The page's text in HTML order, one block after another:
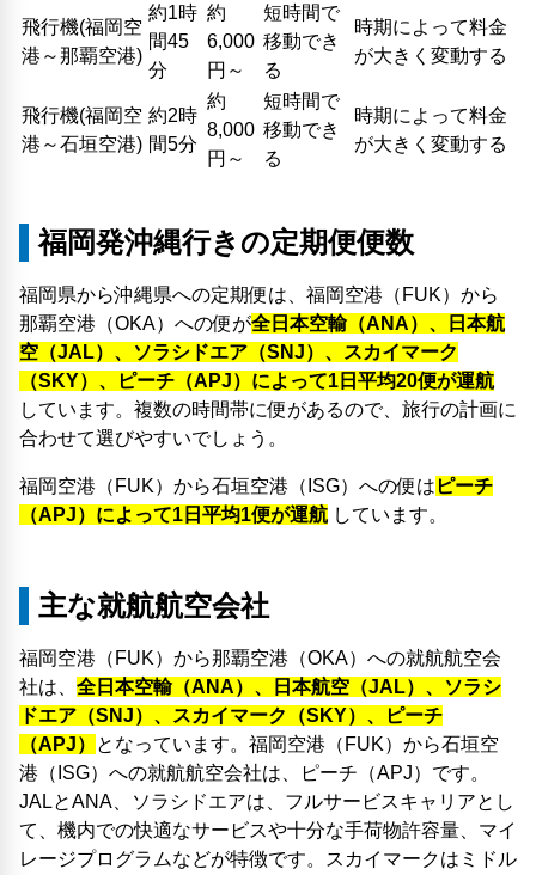
飛行機(福岡空
港～那覇空港)
約1時
間45
分
約
6,000
円～
短時間で
移動でき
る
時期によって料金
が大きく変動する
飛行機(福岡空
港～石垣空港)
約2時
間5分
約
8,000
円～
短時間で
移動でき
る
時期によって料金
が大きく変動する
福岡発沖縄行きの定期便便数
福岡県から沖縄県への定期便は、福岡空港（FUK）から
那覇空港（OKA）への便が全日本空輸（ANA）、日本航
空（JAL）、ソラシドエア（SNJ）、スカイマーク
（SKY）、ピーチ（APJ）によって1日平均20便が運航
しています。複数の時間帯に便があるので、旅行の計画に
合わせて選びやすいでしょう。
福岡空港（FUK）から石垣空港（ISG）への便は ピーチ
（APJ）によって1日平均1便が運航 しています。
主な就航航空会社
福岡空港（FUK）から那覇空港（OKA）への就航航空会
社は、 全日本空輸（ANA）、日本航空（JAL）、ソラシ
ドエア（SNJ）、スカイマーク（SKY）、ピーチ
（APJ）
となっています。福岡空港（FUK）から石垣空
港（ISG）への就航航空会社は、ピーチ（APJ）です。
JALとANA、ソラシドエアは、フルサービスキャリアとし
て、機内での快適なサービスや十分な手荷物許容量、マイ
レージプログラムなどが特徴です。スカイマークはミドル